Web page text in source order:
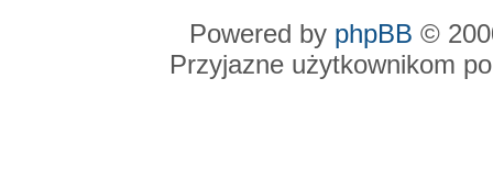
Powered by phpBB ©
Przyjazne użytkownikom